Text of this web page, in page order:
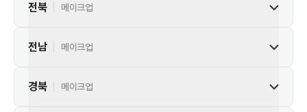
전북 메이크업
전남 메이크업
경북 메이크업